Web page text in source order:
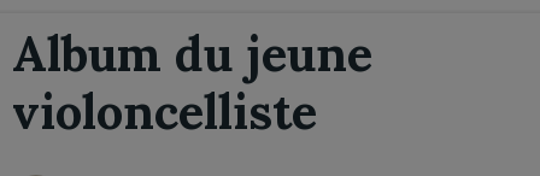
Album du jeune
violoncelliste